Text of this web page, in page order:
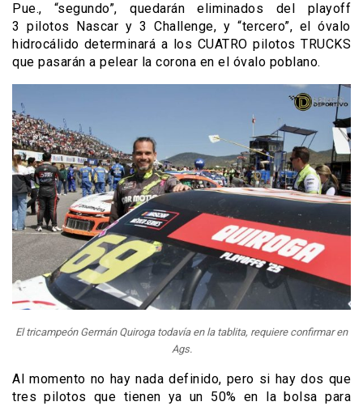
Pue., “segundo”, quedarán eliminados del playoff
3 pilotos Nascar y 3 Challenge, y “tercero”, el óvalo
hidrocálido determinará a los CUATRO pilotos TRUCKS
que pasarán a pelear la corona en el óvalo poblano.
El tricampeón Germán Quiroga todavía en la tablita, requiere confirmar en
Ags.
Al momento no hay nada definido, pero si hay dos que
tres pilotos que tienen ya un 50% en la bolsa para